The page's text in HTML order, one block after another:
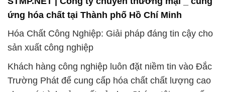
ứng hóa chất tại Thành phố Hồ Chí Minh
Hóa Chất Công Nghiệp: Giải pháp đáng tin cậy cho
sản xuất công nghiệp
Khách hàng công nghiệp luôn đặt niềm tin vào Đắc
Trường Phát để cung cấp hóa chất chất lượng cao